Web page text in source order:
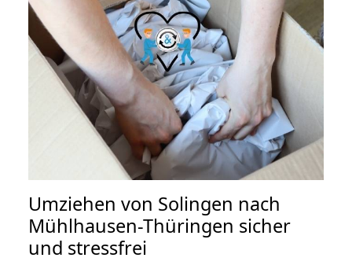
Umziehen von Solingen nach
Mühlhausen-Thüringen sicher
und stressfrei